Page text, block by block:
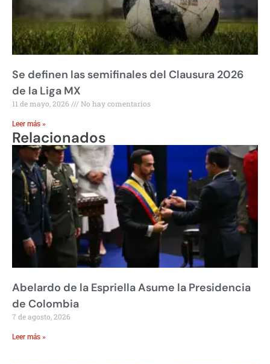
Se definen las semifinales del Clausura 2026
de la Liga MX
11 de mayo, 2026 No hay comentarios
Leer más »
Relacionados
Abelardo de la Espriella Asume la Presidencia
de Colombia
7 de agosto, 2026
Leer más »